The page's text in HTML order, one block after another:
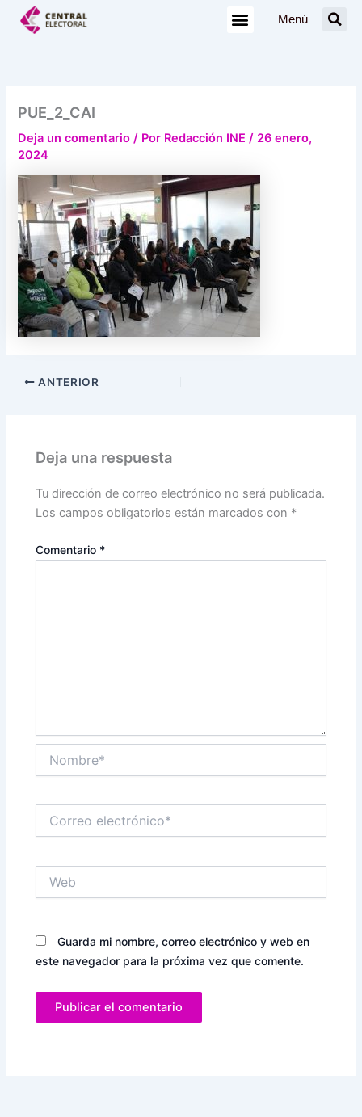
Menú
PUE_2_CAI
Deja un comentario / Por Redacción INE/ 26 enero,
2024
ANTERIOR
Deja una respuesta
Tu dirección de correo electrónico no será publicada.
Los campos obligatorios están marcados con *
Comentario *
electrónico*
Guarda mi nombre, correo electrónico y web en
este navegador para la próxima vez que comente.